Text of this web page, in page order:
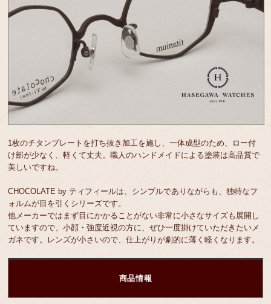
1枚のチタンプレートを打ち抜き加工を施し、一体成型のため、ロー付
け部が少なく、軽くて丈夫。職人のハンドメイドによる塗装は高品質で
美しいですね。
CHOCOLATE by ティフィールは、シンプルでありながらも、独特なフ
ォルムが目を引くシリーズです。
他メーカーではまず目にかかることがない非常に小さなサイズも展開し
ていますので、小顔・強度近視の方に、ぜひ一度掛けていただきたいメ
ガネです。レンズが小さいので、仕上がりが劇的に薄く軽くなります。
商品情報